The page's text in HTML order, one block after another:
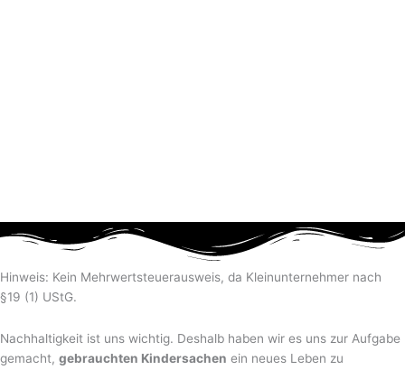
Hinweis: Kein Mehrwertsteuerausweis, da Kleinunternehmer nach
§19 (1) UStG.
Nachhaltigkeit ist uns wichtig. Deshalb haben wir es uns zur Aufgabe
gemacht, gebrauchten Kindersachen ein neues Leben zu